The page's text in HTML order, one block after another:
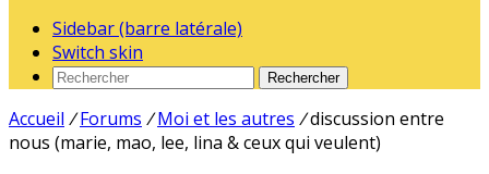
Sidebar (barre latérale)
Switch skin
Rechercher
Accueil / Forums / Moi et les autres /discussion entre
nous (marie, mao, lee, lina & ceux qui veulent)